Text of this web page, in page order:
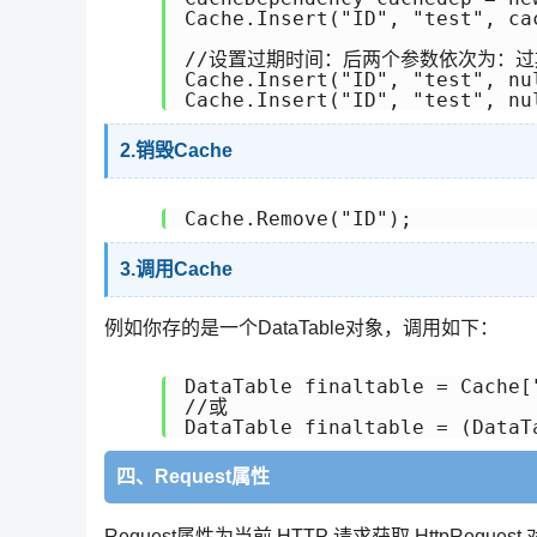
Cache.Insert("ID", "test",
//设置过期时间：后两个参数依次为：
Cache.Insert("ID", "test",
Cache.Insert("ID", "test",
2.销毁Cache
Cache.Remove("ID");
3.调用Cache
例如你存的是一个DataTable对象，调用如下：
DataTable finaltable =
//或
DataTable finaltable =
四、Request属性